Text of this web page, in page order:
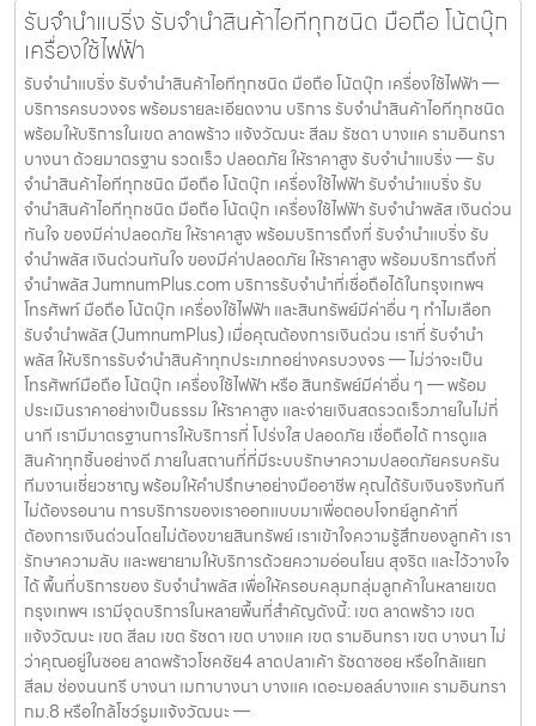
รับจำนำแบริ่ง รับจำนำสินค้าไอทีทุกชนิด มือถือ โน้ตบุ๊ก
เครื่องใช้ไฟฟ้า
รับจำนำแบริ่ง รับจำนำสินค้าไอทีทุกชนิด มือถือ โน้ตบุ๊ก เครื่องใช้ไฟฟ้า —
บริการครบวงจร พร้อมรายละเอียดงาน บริการ รับจำนำสินค้าไอทีทุกชนิด
พร้อมให้บริการในเขต ลาดพร้าว แจ้งวัฒนะ สีลม รัชดา บางแค รามอินทรา
บางนา ด้วยมาตรฐาน รวดเร็ว ปลอดภัย ให้ราคาสูง รับจำนำแบริ่ง — รับ
จำนำสินค้าไอทีทุกชนิด มือถือ โน้ตบุ๊ก เครื่องใช้ไฟฟ้า รับจำนำแบริ่ง รับ
จำนำสินค้าไอทีทุกชนิด มือถือ โน้ตบุ๊ก เครื่องใช้ไฟฟ้า รับจำนำพลัส เงินด่วน
ทันใจ ของมีค่าปลอดภัย ให้ราคาสูง พร้อมบริการถึงที่ รับจำนำแบริ่ง รับ
จำนำพลัส เงินด่วนทันใจ ของมีค่าปลอดภัย ให้ราคาสูง พร้อมบริการถึงที่
จำนำพลัส JumnumPlus.com บริการรับจำนำที่เชื่อถือได้ในกรุงเทพฯ
โทรศัพท์ มือถือ โน้ตบุ๊ก เครื่องใช้ไฟฟ้า และสินทรัพย์มีค่าอื่น ๆ ทำไมเลือก
รับจำนำพลัส (JumnumPlus) เมื่อคุณต้องการเงินด่วน เราที่ รับจำนำ
พลัส ให้บริการรับจำนำสินค้าทุกประเภทอย่างครบวงจร — ไม่ว่าจะเป็น
โทรศัพท์มือถือ โน้ตบุ๊ก เครื่องใช้ไฟฟ้า หรือ สินทรัพย์มีค่าอื่น ๆ — พร้อม
ประเมินราคาอย่างเป็นธรรม ให้ราคาสูง และจ่ายเงินสดรวดเร็วภายในไม่กี่
นาที เรามีมาตรฐานการให้บริการที่ โปร่งใส ปลอดภัย เชื่อถือได้ การดูแล
สินค้าทุกชิ้นอย่างดี ภายในสถานที่ที่มีระบบรักษาความปลอดภัยครบครัน
ทีมงานเชี่ยวชาญ พร้อมให้คำปรึกษาอย่างมืออาชีพ คุณได้รับเงินจริงทันที
ไม่ต้องรอนาน การบริการของเราออกแบบมาเพื่อตอบโจทย์ลูกค้าที่
ต้องการเงินด่วนโดยไม่ต้องขายสินทรัพย์ เราเข้าใจความรู้สึกของลูกค้า เรา
รักษาความลับ และพยายามให้บริการด้วยความอ่อนโยน สุจริต และไว้วางใจ
ได้ พื้นที่บริการของ รับจำนำพลัส เพื่อให้ครอบคลุมกลุ่มลูกค้าในหลายเขต
กรุงเทพฯ เรามีจุดบริการในหลายพื้นที่สำคัญดังนี้: เขต ลาดพร้าว เขต
แจ้งวัฒนะ เขต สีลม เขต รัชดา เขต บางแค เขต รามอินทรา เขต บางนา ไม่
ว่าคุณอยู่ในซอย ลาดพร้าวโชคชัย4 ลาดปลาเค้า รัชดาซอย หรือใกล้แยก
สีลม ช่องนนทรี บางนา เมกาบางนา บางแค เดอะมอลล์บางแค รามอินทรา
กม.8 หรือใกล้โชว์รูมแจ้งวัฒนะ —